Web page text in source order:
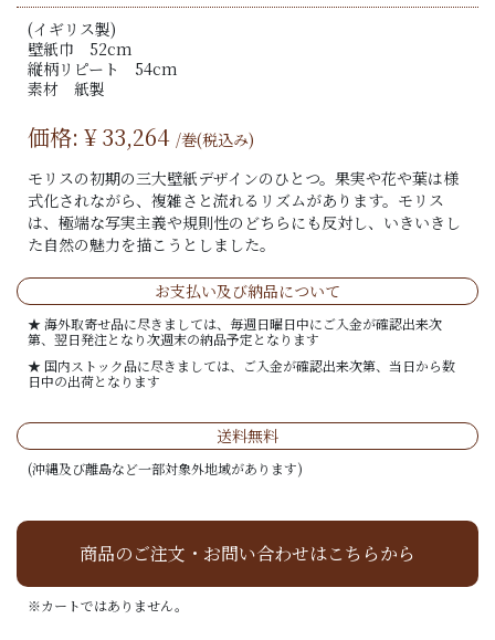
(イギリス製)
壁紙巾 52cm
縦柄リピート 54cm
素材 紙製
価格: ¥33,264 /巻(税込み)
モリスの初期の三大壁紙デザインのひとつ。果実や花や葉は様
式化されながら、複雑さと流れるリズムがあります。モリス
は、極端な写実主義や規則性のどちらにも反対し、いきいきし
た自然の魅力を描こうとしました。
お支払い及び納品について
★ 海外取寄せ品に尽きましては、毎週日曜日中にご入金が確認出来次
第、翌日発注となり次週末の納品予定となります
★ 国内ストック品に尽きましては、ご入金が確認出来次第、当日から数
日中の出荷となります
送料無料
(沖縄及び離島など一部対象外地域があります)
商品のご注文・お問い合わせはこちらから
※カートではありません。